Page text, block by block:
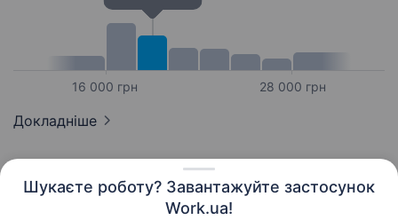
Шукаєте роботу? Завантажуйте застосунок
Work.ua!
16 000 грн 28 000 грн
Докладніше